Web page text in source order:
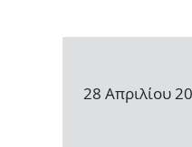
28 Απριλίου